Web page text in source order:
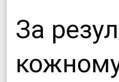
За